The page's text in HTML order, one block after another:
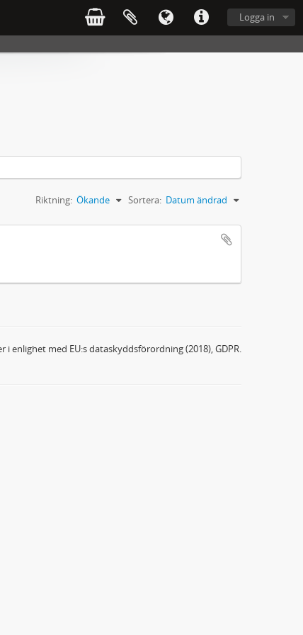
Logga in
Sortera: Datum ändrad
Riktning: Ökande
enlighet med EU:s dataskyddsförordning (2018), GDPR.